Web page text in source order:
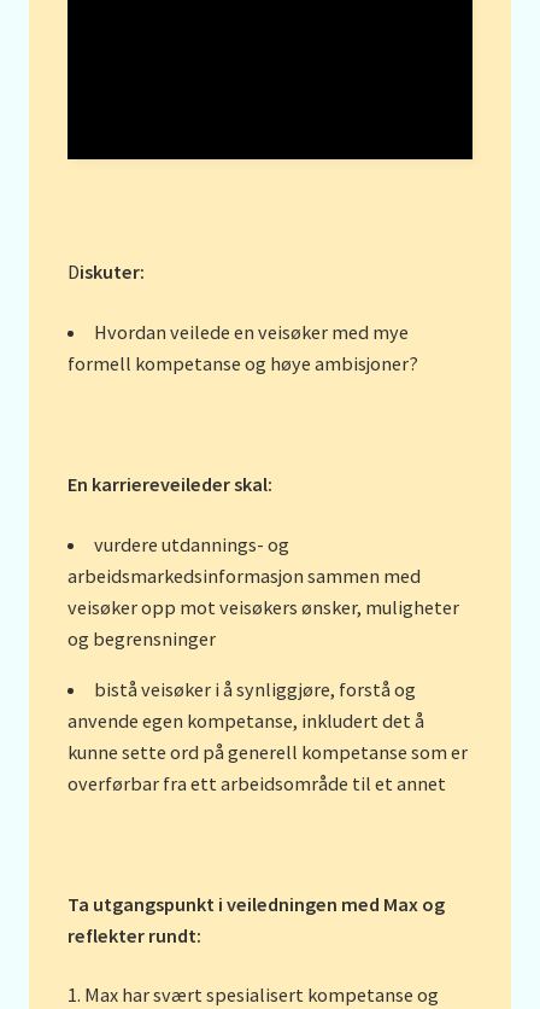
Diskuter:
Hvordan veilede en veisøker med mye
formell kompetanse og høye ambisjoner?
En karriereveileder skal:
vurdere utdannings- og
arbeidsmarkedsinformasjon sammen med
veisøker opp mot veisøkers ønsker, muligheter
og begrensninger
bistå veisøker i å synliggjøre, forstå og
anvende egen kompetanse, inkludert det å
kunne sette ord på generell kompetanse som er
overførbar fra ett arbeidsområde til et annet
Ta utgangspunkt i veiledningen med Max og
reflekter rundt:
Max har svært spesialisert kompetanse og